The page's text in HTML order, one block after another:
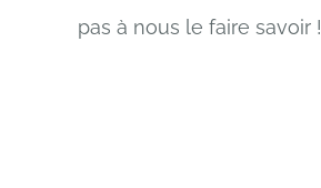
pas à nous le faire savoir !